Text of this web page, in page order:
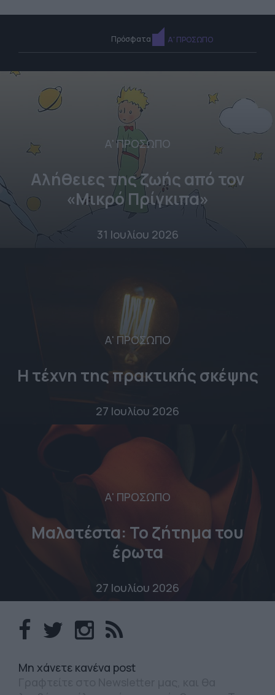
Πρόσφατα Α' ΠΡΟΣΩΠΟ
Α' ΠΡΟΣΩΠΟ
Αλήθειες της ζωής από τον
«Μικρό Πρίγκιπα»
31 Ιουλίου 2026
Α' ΠΡΟΣΩΠΟ
Η τέχνη της πρακτικής σκέψης
27 Ιουλίου 2026
Α' ΠΡΟΣΩΠΟ
Μαλατέστα: Το ζήτημα του
έρωτα
27 Ιουλίου 2026
Mη χάνετε κανένα post